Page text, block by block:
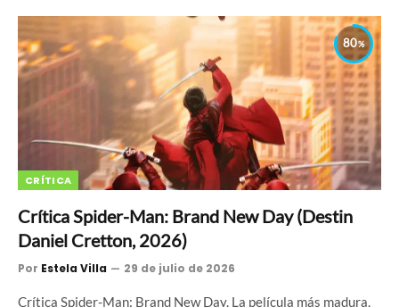
80
CRÍTICA
Crítica Spider-Man: Brand New Day (Destin
Daniel Cretton, 2026)
Por Estela Villa 29 de julio de 2026
Crítica Spider-Man: Brand New Day. La película más madura,